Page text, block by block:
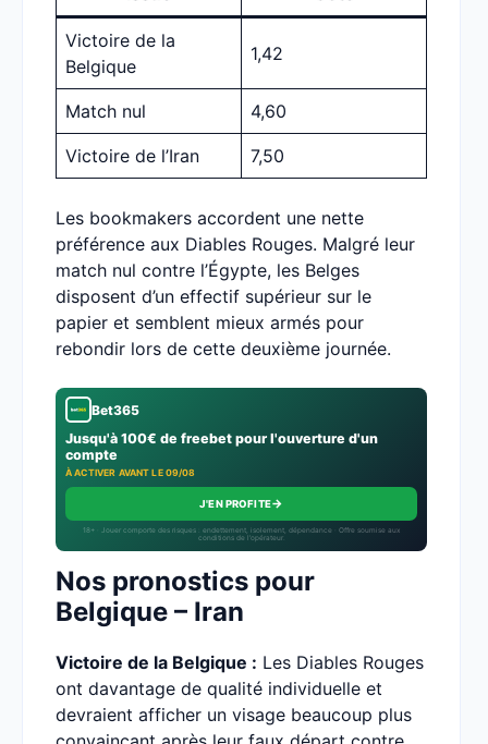
Victoire de la
Belgique
1,42
Match nul 4,60
Victoire de l’Iran 7,50
Les bookmakers accordent une nette
préférence aux Diables Rouges. Malgré leur
match nul contre l’Égypte, les Belges
disposent d’un effectif supérieur sur le
papier et semblent mieux armés pour
rebondir lors de cette deuxième journée.
Bet365
Jusqu'à 100€ de freebet pour l'ouverture d'un
compte
À ACTIVER AVANT LE 09/08
J'EN PROFITE→
18+ · Jouer comporte des risques : endettement, isolement, dépendance · Offre soumise aux
conditions de l’opérateur.
Nos pronostics pour
Belgique – Iran
Victoire de la Belgique : Les Diables Rouges
ont davantage de qualité individuelle et
devraient afficher un visage beaucoup plus